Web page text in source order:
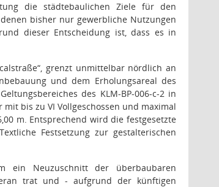
die städtebaulichen Ziele für den
bisher nur gewerbliche Nutzungen
dieser Entscheidung ist, dass es in
grenzt unmittelbar nördlich an
und dem Erholungsareal des
des KLM-BP-006-c-2 in
bis zu VI Vollgeschossen und maximal
m. Entsprechend wird die festgesetzte
Festsetzung zur gestalterischen
ein Neuzuschnitt der überbaubaren
trat und - aufgrund der künftigen